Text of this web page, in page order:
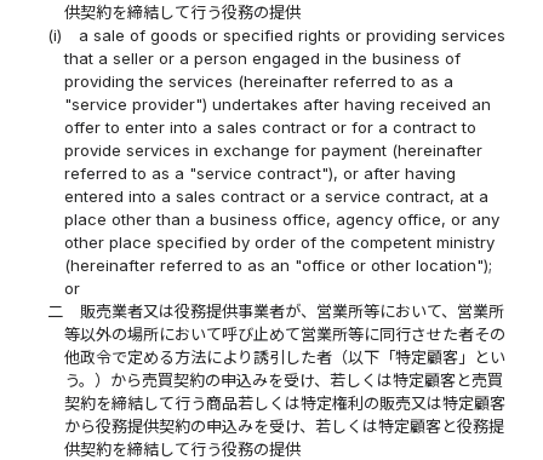
供契約を締結して行う役務の提供
(i)
a sale of goods or specified rights or providing services
that a seller or a person engaged in the business of
providing the services (hereinafter referred to as a
"service provider") undertakes after having received an
offer to enter into a sales contract or for a contract to
provide services in exchange for payment (hereinafter
referred to as a "service contract"), or after having
entered into a sales contract or a service contract, at a
place other than a business office, agency office, or any
other place specified by order of the competent ministry
(hereinafter referred to as an "office or other location");
or
二
販売業者又は役務提供事業者が、営業所等において、営業所
等以外の場所において呼び止めて営業所等に同行させた者その
他政令で定める方法により誘引した者（以下「特定顧客」とい
う。）から売買契約の申込みを受け、若しくは特定顧客と売買
契約を締結して行う商品若しくは特定権利の販売又は特定顧客
から役務提供契約の申込みを受け、若しくは特定顧客と役務提
供契約を締結して行う役務の提供